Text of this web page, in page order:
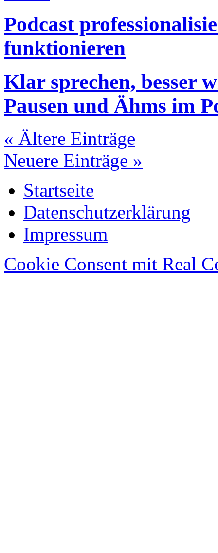
Podcast
funktionieren
Klar sprechen, besser
Pausen und Ähms im
« Ältere Einträge
Neuere Einträge »
Startseite
Datenschutzerklärung
Impressum
Cookie Consent mit Real